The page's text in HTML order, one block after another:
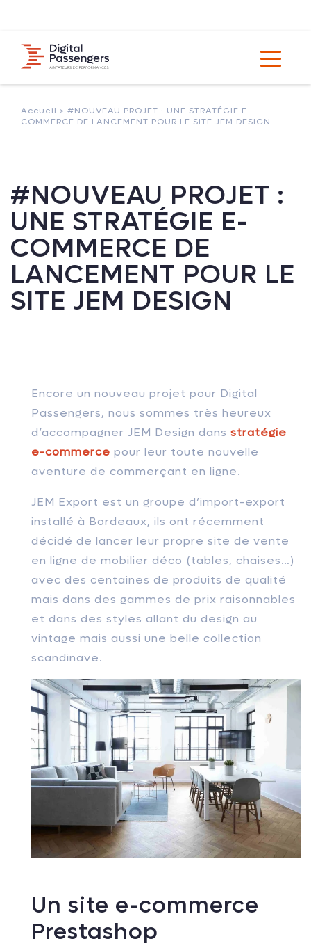
Accueil > #NOUVEAU PROJET : UNE STRATÉGIE E-
COMMERCE DE LANCEMENT POUR LE SITE JEM DESIGN
#NOUVEAU PROJET :
UNE STRATÉGIE E-
COMMERCE DE
LANCEMENT POUR LE
SITE JEM DESIGN
Encore un nouveau projet pour Digital
Passengers, nous sommes très heureux
d’accompagner JEM Design dans stratégie
e-commerce pour leur toute nouvelle
aventure de commerçant en ligne.
JEM Export est un groupe d’import-export
installé à Bordeaux, ils ont récemment
décidé de lancer leur propre site de vente
en ligne de mobilier déco (tables, chaises…)
avec des centaines de produits de qualité
mais dans des gammes de prix raisonnables
et dans des styles allant du design au
vintage mais aussi une belle collection
scandinave.
Un site e-commerce
Prestashop